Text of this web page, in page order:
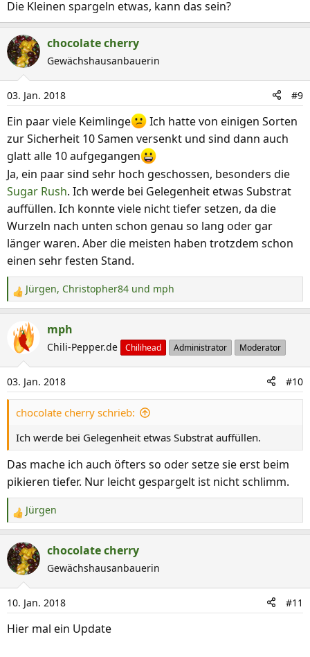
:
Die Kleinen spargeln etwas, kann das sein?
chocolate cherry
Gewächshausanbauerin
03. Jan. 2018 #9
Ein paar viele Keimlinge
Ich hatte von einigen Sorten
zur Sicherheit 10 Samen versenkt und sind dann auch
glatt alle 10 aufgegangen
Ja, ein paar sind sehr hoch geschossen, besonders die
Sugar Rush. Ich werde bei Gelegenheit etwas Substrat
auffüllen. Ich konnte viele nicht tiefer setzen, da die
Wurzeln nach unten schon genau so lang oder gar
länger waren. Aber die meisten haben trotzdem schon
einen sehr festen Stand.
R
e
a
k
i
o
n
e
n
:
Jürgen, Christopher84 und mph
mph
Chili-Pepper.de Chilihead Administrator Moderator
03. Jan. 2018 #10
chocolate cherry schrieb:
Ich werde bei Gelegenheit etwas Substrat auffüllen.
Das mache ich auch öfters so oder setze sie erst beim
pikieren tiefer. Nur leicht gespargelt ist nicht schlimm.
R
e
a
k
t
i
o
n
Jürgen
chocolate cherry
Gewächshausanbauerin
10. Jan. 2018 #11
Hier mal ein Update